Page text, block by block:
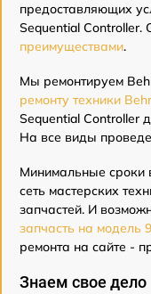
предоставляющих
Sequential Controller.
преимуществами.
Мы ремонтируем
ремонту техники
Sequential Controller
На все виды
Минимальные сроки
сеть мастерских
запчастей. И
запчасть на модель
ремонта на сайте -
Знаем свое дело